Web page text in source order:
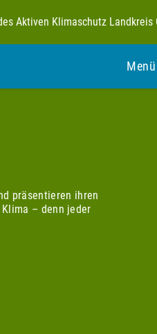
Aktiven Klimaschutz Landkreis
Menü
präsentieren ihren
– denn jeder